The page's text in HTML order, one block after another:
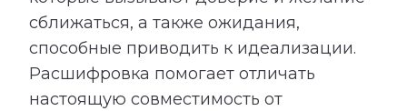
сближаться, а также ожидания,
способные приводить к идеализации.
Расшифровка помогает отличать
настоящую совместимость от